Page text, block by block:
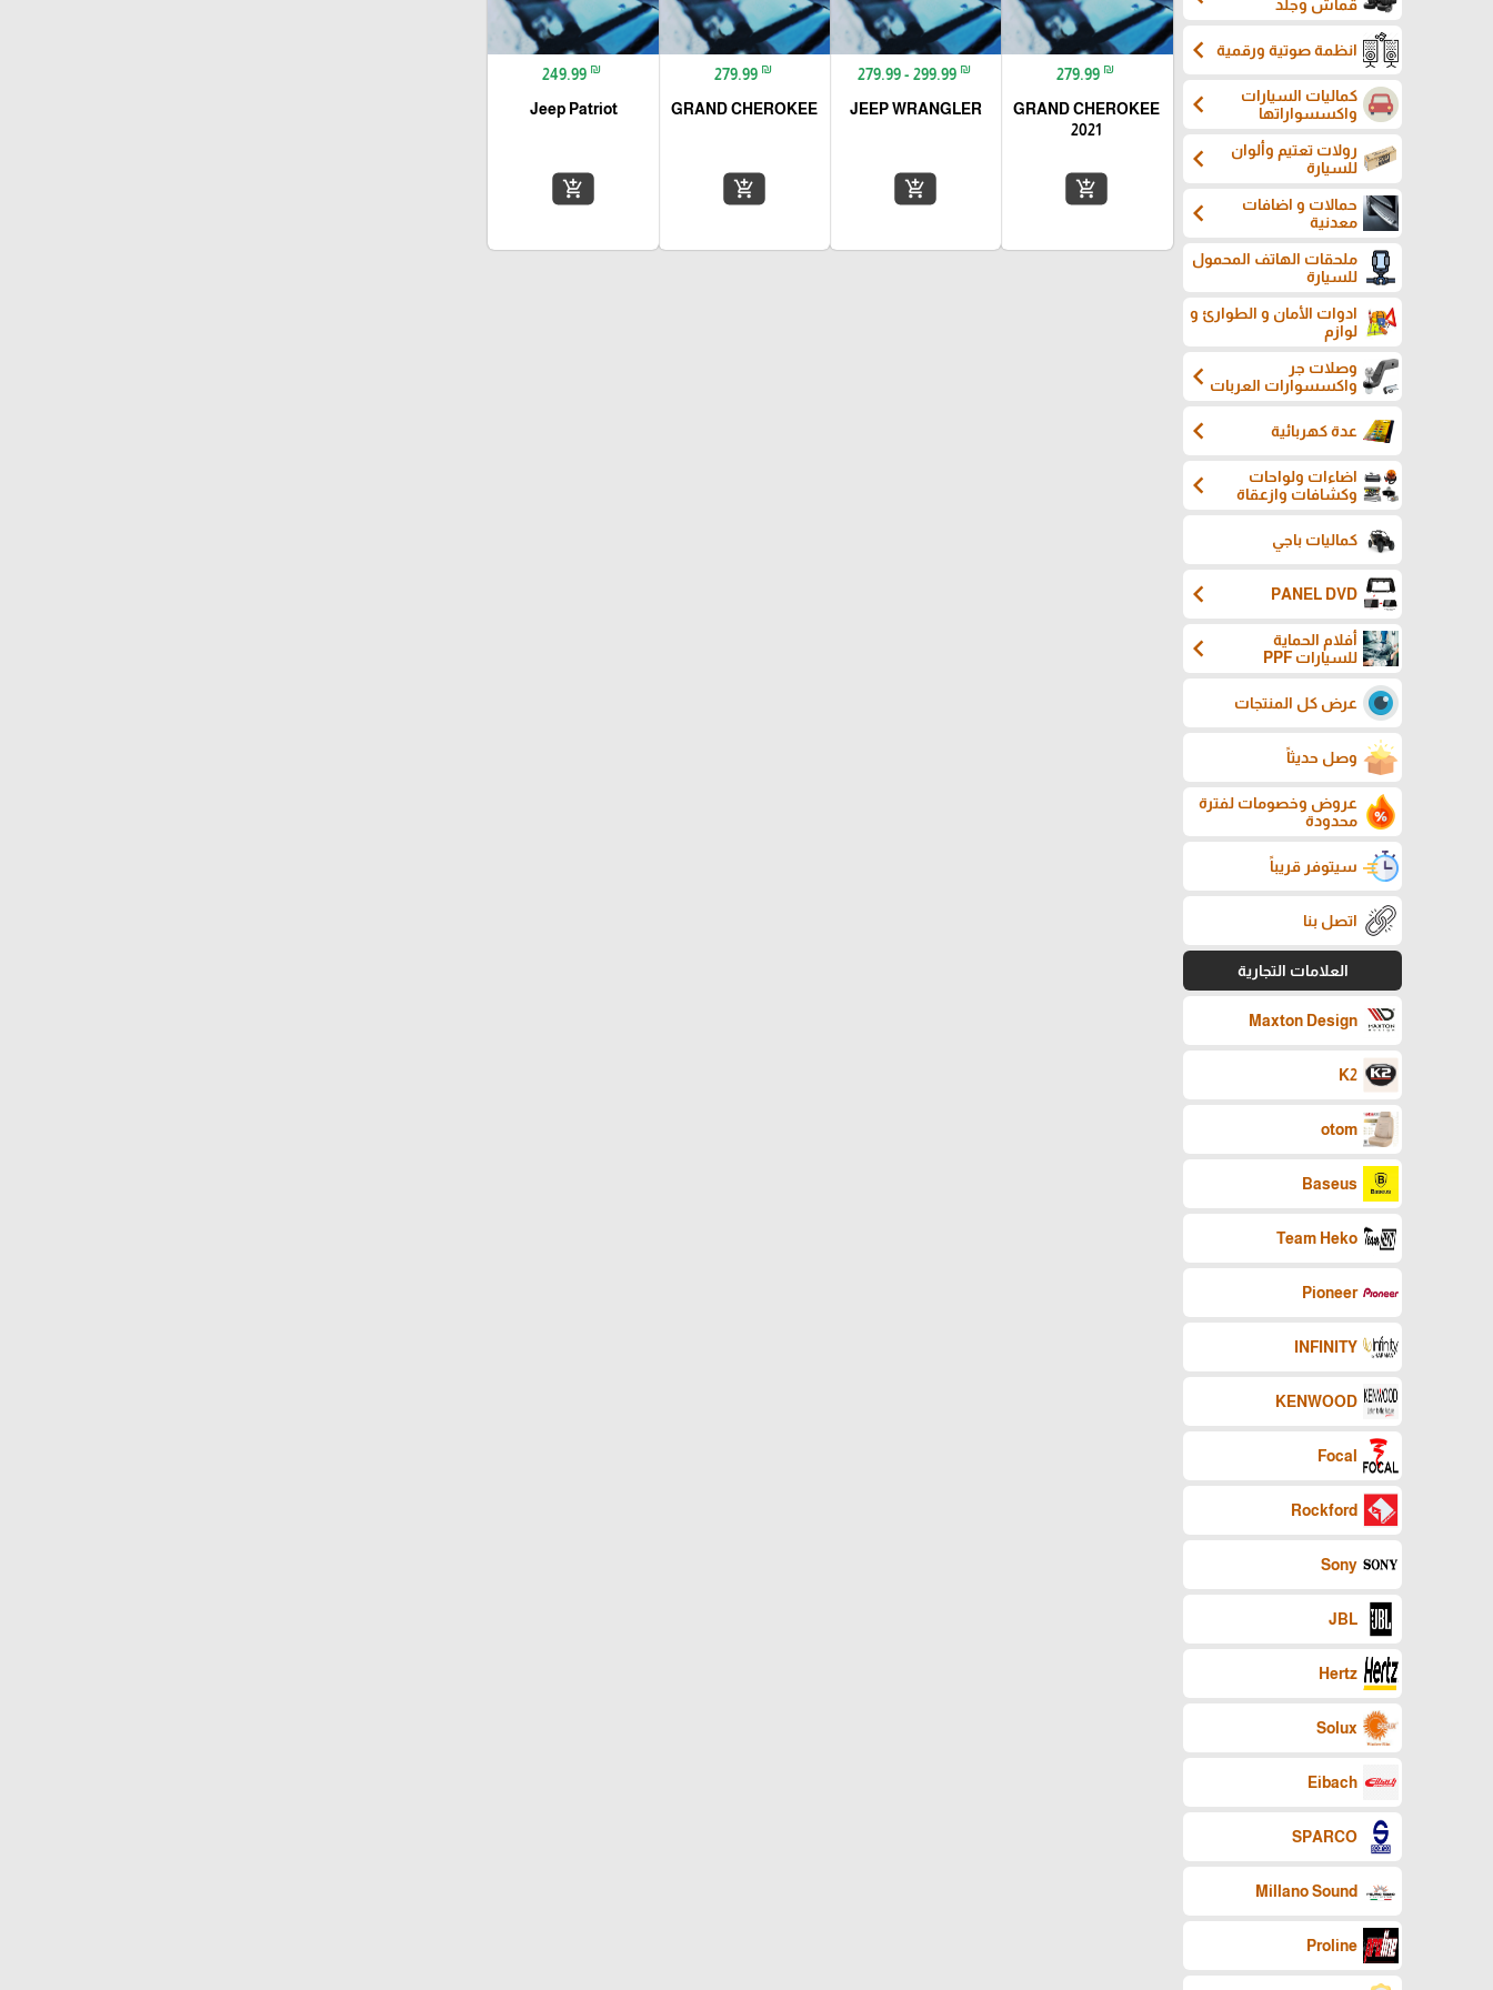
قماش وجلد
انظمة صوتية ورقمية chevron_left
كماليات السيارات
واكسسواراتها
chevron_left
رولات تعتيم وألوان
للسيارة
chevron_left
حمالات و اضافات
معدنية
chevron_left
ملحقات الهاتف المحمول
للسيارة
ادوات الأمان و الطوارئ و
لوازم
وصلات جر
واكسسوارات العرباتchevron_left
عدة كهربائية chevron_left
اضاءات ولواحات
وكشافات وازعقاة
chevron_left
كماليات باجي
PANEL DVD
chevron_left
أفلام الحماية
للسيارات PPF
chevron_left
عرض كل المنتجات
وصل حديثاً
عروض وخصومات لفترة
محدودة
سيتوفر قريباً
اتصل بنا
العلامات التجارية
Maxton Design
K2
otom
Baseus
Team Heko
Pioneer
INFINITY
KENWOOD
Focal
Rockford
Sony
JBL
Hertz
Solux
Eibach
SPARCO
Millano Sound
Proline
279.99 ₪
GRAND CHEROKEE
2021
add_shopping_cart
279.99 - 299.99 ₪
JEEP WRANGLER
add_shopping_cart
279.99 ₪
GRAND CHEROKEE
add_shopping_cart
249.99 ₪
Jeep Patriot
add_shopping_cart